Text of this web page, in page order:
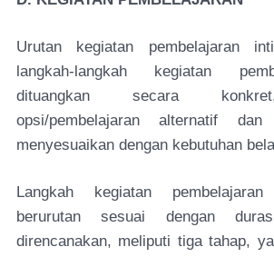
Urutan kegiatan pembelajaran
langkah-langkah kegiatan
dituangkan secara
opsi/pembelajaran alternatif
menyesuaikan dengan kebutuhan
Langkah kegiatan
berurutan sesuai dengan
direncanakan, meliputi tiga tahap,